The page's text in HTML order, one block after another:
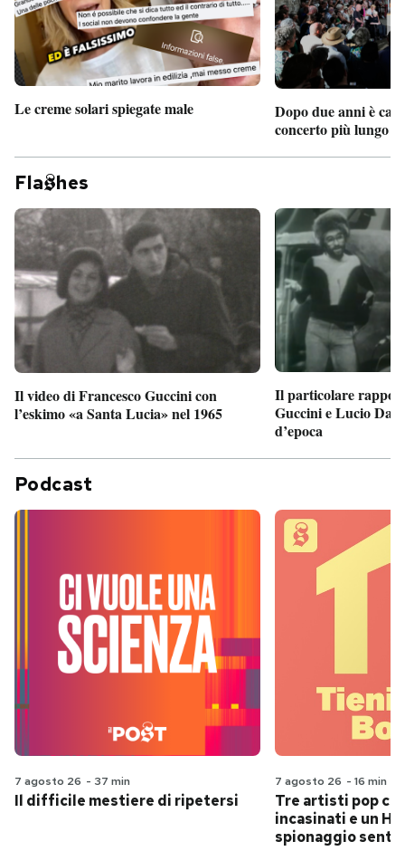
Le creme solari spiegate male
Dopo due anni è
concerto più lungo
Fla hes
Il video di Francesco Guccini con
l’eskimo «a Santa Lucia» nel 1965
Il particolare
Guccini e Lucio
d’epoca
Podcast
7 agosto 26 - 37 min
Il difficile mestiere di ripetersi
7 agosto 26 - 16 min
Tre artisti pop
incasinati e un
spionaggio